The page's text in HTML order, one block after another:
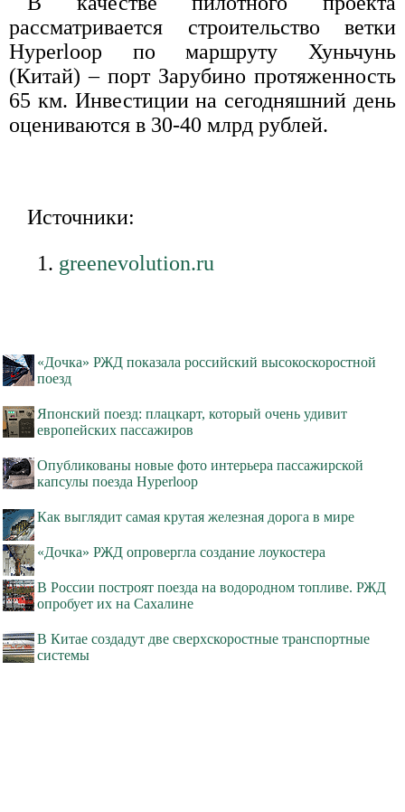
рассматривается строительство ветки
Hyperloop по маршруту Хуньчунь
(Китай) – порт Зарубино протяженность
65 км. Инвестиции на сегодняшний день
оцениваются в 30-40 млрд рублей.
Источники:
greenevolution.ru
«Дочка» РЖД показала российский высокоскоростной
поезд
Японский поезд: плацкарт, который очень удивит
европейских пассажиров
Опубликованы новые фото интерьера пассажирской
капсулы поезда Hyperloop
Как выглядит самая крутая железная дорога в мире
«Дочка» РЖД опровергла создание лоукостера
В России построят поезда на водородном топливе. РЖД
опробует их на Сахалине
В Китае создадут две сверхскоростные транспортные
системы